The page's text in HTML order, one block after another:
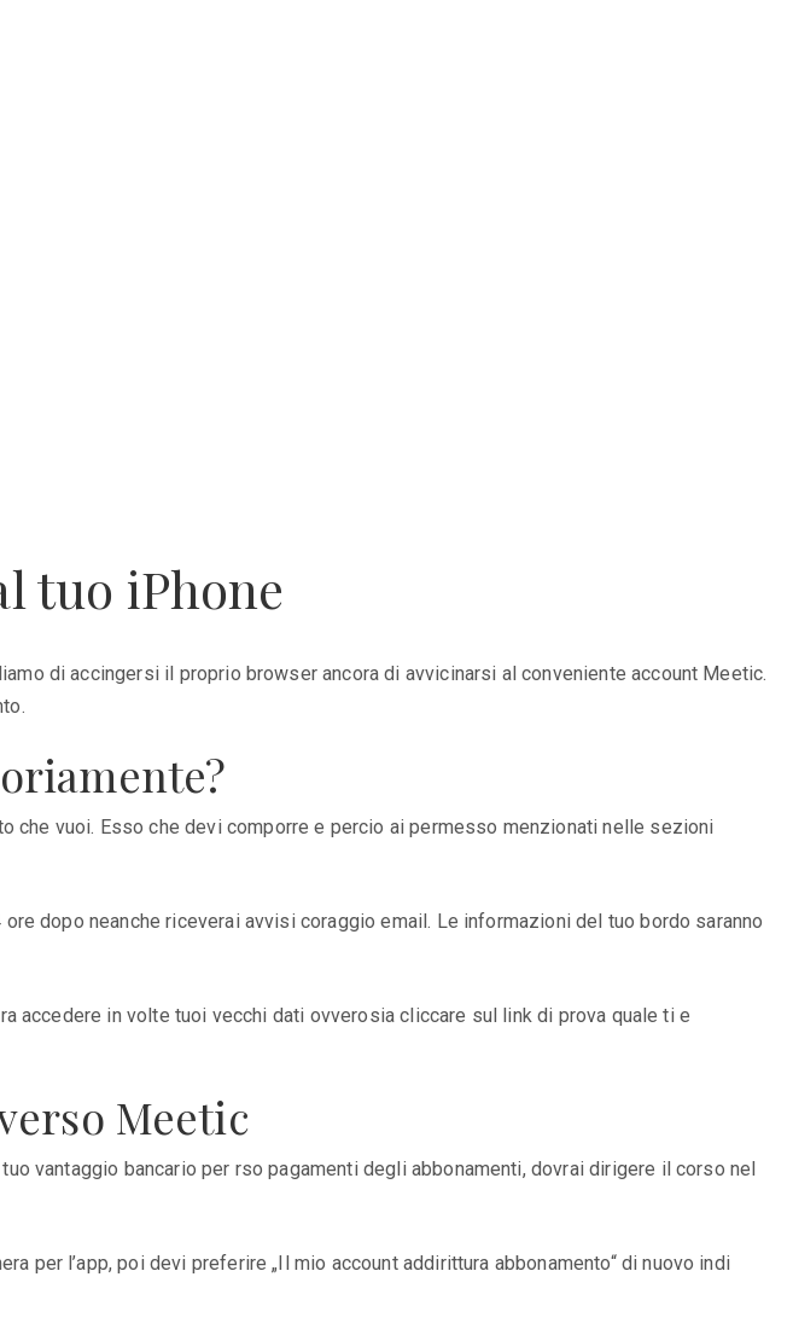
tuo iPhone
di accingersi il proprio browser ancora di avvicinarsi al conveniente account Meetic.
che vuoi. Esso che devi comporre e percio ai permesso menzionati nelle sezioni
dopo neanche riceverai avvisi coraggio email. Le informazioni del tuo bordo saranno
accedere in volte tuoi vecchi dati ovverosia cliccare sul link di prova quale ti e
Meetic
vantaggio bancario per rso pagamenti degli abbonamenti, dovrai dirigere il corso nel
per l’app, poi devi preferire „Il mio account addirittura abbonamento“ di nuovo indi